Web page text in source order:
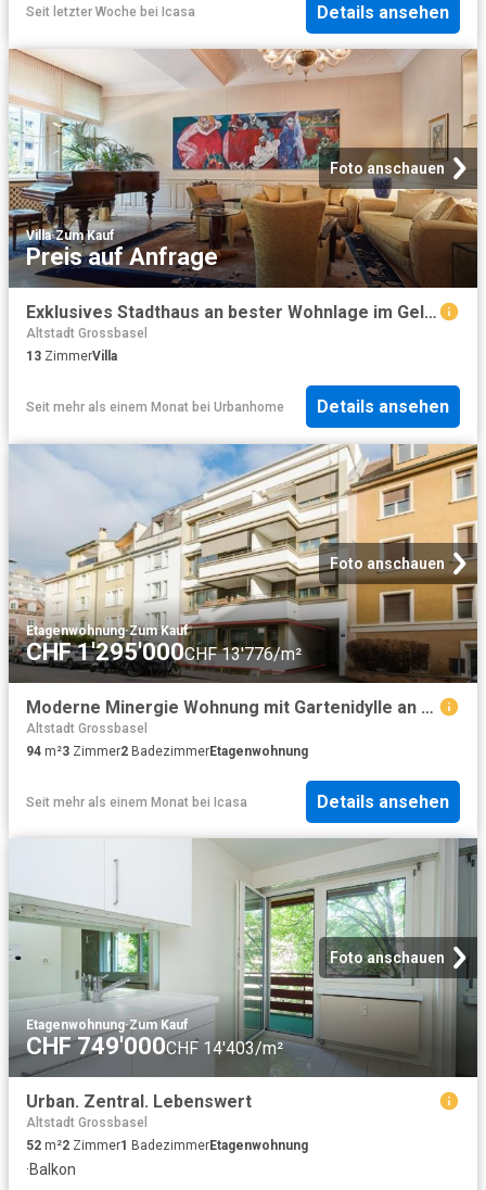
Seit letzter Woche bei Icasa Details ansehen
Foto anschauen
Villa·Zum Kauf
Preis auf Anfrage
Exklusives Stadthaus an bester Wohnlage im Gellert
Altstadt Grossbasel
13 ZimmerVilla
Seit mehr als einem Monat bei Urbanhome Details ansehen
Foto anschauen
Etagenwohnung·Zum Kauf
CHF 1'295'000CHF 13'776/m²
Moderne Minergie Wohnung mit Gartenidylle an zentraler Lage
Altstadt Grossbasel
94 m²3 Zimmer2 BadezimmerEtagenwohnung
Seit mehr als einem Monat bei Icasa Details ansehen
Foto anschauen
Etagenwohnung·Zum Kauf
CHF 749'000CHF 14'403/m²
Urban. Zentral. Lebenswert
Altstadt Grossbasel
52 m²2 Zimmer1 BadezimmerEtagenwohnung
·Balkon